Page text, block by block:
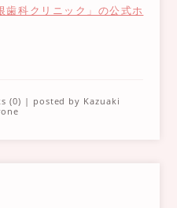
歯科クリニック」の公式ホ
(0) | posted by Kazuaki